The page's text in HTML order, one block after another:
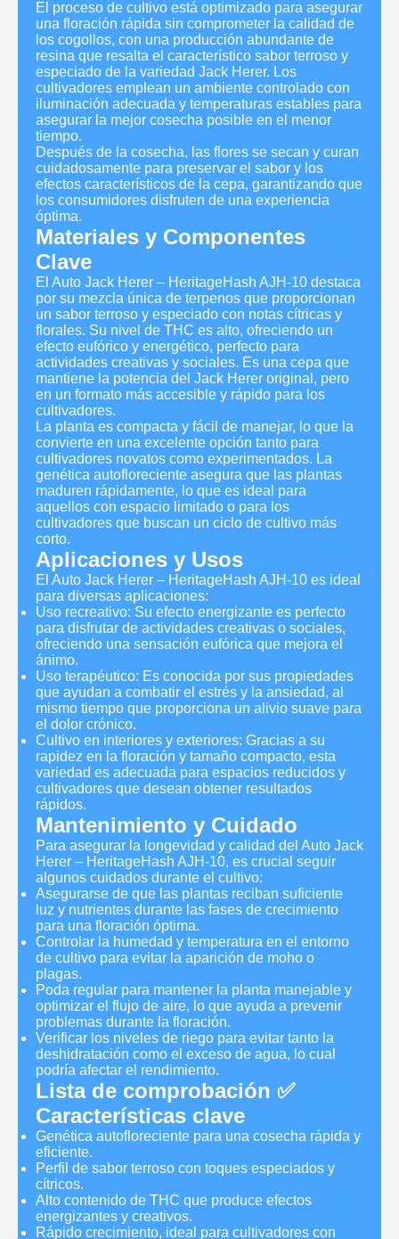
El proceso de cultivo está optimizado para asegurar
una floración rápida sin comprometer la calidad de
los cogollos, con una producción abundante de
resina que resalta el característico sabor terroso y
especiado de la variedad Jack Herer. Los
cultivadores emplean un ambiente controlado con
iluminación adecuada y temperaturas estables para
asegurar la mejor cosecha posible en el menor
tiempo.
Después de la cosecha, las flores se secan y curan
cuidadosamente para preservar el sabor y los
efectos característicos de la cepa, garantizando que
los consumidores disfruten de una experiencia
óptima.
Materiales y Componentes
Clave
El Auto Jack Herer – HeritageHash AJH-10 destaca
por su mezcla única de terpenos que proporcionan
un sabor terroso y especiado con notas cítricas y
florales. Su nivel de THC es alto, ofreciendo un
efecto eufórico y energético, perfecto para
actividades creativas y sociales. Es una cepa que
mantiene la potencia del Jack Herer original, pero
en un formato más accesible y rápido para los
cultivadores.
La planta es compacta y fácil de manejar, lo que la
convierte en una excelente opción tanto para
cultivadores novatos como experimentados. La
genética autofloreciente asegura que las plantas
maduren rápidamente, lo que es ideal para
aquellos con espacio limitado o para los
cultivadores que buscan un ciclo de cultivo más
corto.
Aplicaciones y Usos
El Auto Jack Herer – HeritageHash AJH-10 es ideal
para diversas aplicaciones:
Uso recreativo: Su efecto energizante es perfecto
para disfrutar de actividades creativas o sociales,
ofreciendo una sensación eufórica que mejora el
ánimo.
Uso terapéutico: Es conocida por sus propiedades
que ayudan a combatir el estrés y la ansiedad, al
mismo tiempo que proporciona un alivio suave para
el dolor crónico.
Cultivo en interiores y exteriores: Gracias a su
rapidez en la floración y tamaño compacto, esta
variedad es adecuada para espacios reducidos y
cultivadores que desean obtener resultados
rápidos.
Mantenimiento y Cuidado
Para asegurar la longevidad y calidad del Auto Jack
Herer – HeritageHash AJH-10, es crucial seguir
algunos cuidados durante el cultivo:
Asegurarse de que las plantas reciban suficiente
luz y nutrientes durante las fases de crecimiento
para una floración óptima.
Controlar la humedad y temperatura en el entorno
de cultivo para evitar la aparición de moho o
plagas.
Poda regular para mantener la planta manejable y
optimizar el flujo de aire, lo que ayuda a prevenir
problemas durante la floración.
Verificar los niveles de riego para evitar tanto la
deshidratación como el exceso de agua, lo cual
podría afectar el rendimiento.
Lista de comprobación ✅
Características clave
Genética autofloreciente para una cosecha rápida y
eficiente.
Perfil de sabor terroso con toques especiados y
cítricos.
Alto contenido de THC que produce efectos
energizantes y creativos.
Rápido crecimiento, ideal para cultivadores con